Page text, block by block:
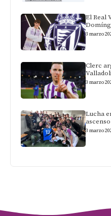
El Real
3 marzo
Clerc
3 marzo
Lucha
3 marzo